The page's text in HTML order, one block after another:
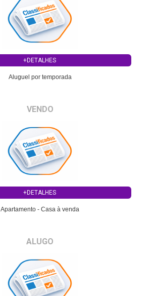
+DETALHES
Aluguel por temporada
VENDO
+DETALHES
Apartamento - Casa à venda
ALUGO